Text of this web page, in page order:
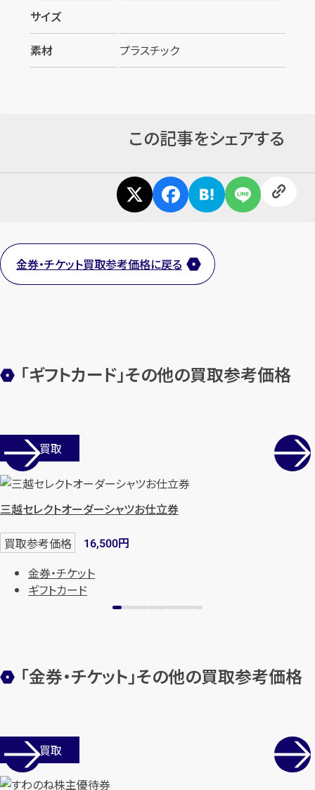
カンタン無料
まずは お電話で無料査定
メールで無料相談する
サイズ
素材
プラスチック
この記事をシェアする
金券・チケット買取参考価格に戻る
「ギフトカード」その他の買取参考価格
店舗買取
三越セレクトオーダーシャツお仕立券
買取参考価格 16,500円
金券・チケット
ギフトカード
「金券・チケット」その他の買取参考価格
店舗買取